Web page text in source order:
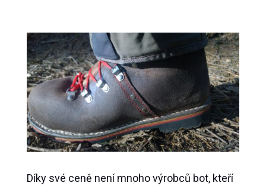
Díky své ceně není mnoho výrobců bot, kteří